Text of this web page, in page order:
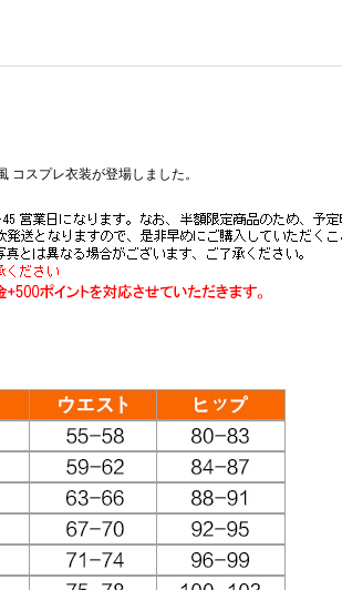
スプレ衣装が登場しました。